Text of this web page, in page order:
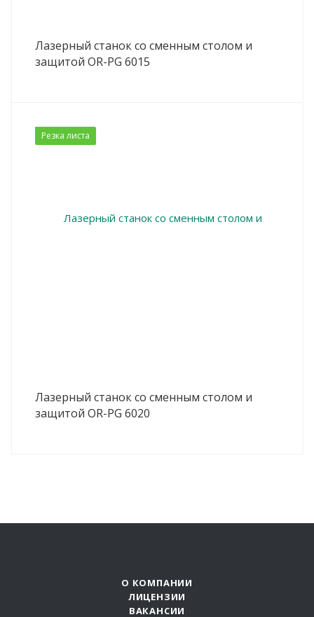
Лазерный станок со сменным столом и
защитой OR-PG 6015
Резка листа
Лазерный станок со сменным столом и
защитой OR-PG 6020
О КОМПАНИИ
ЛИЦЕНЗИИ
ВАКАНСИИ